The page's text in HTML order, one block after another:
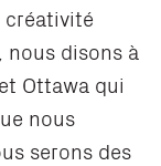
créativité
disons à
Ottawa qui
nous
serons des